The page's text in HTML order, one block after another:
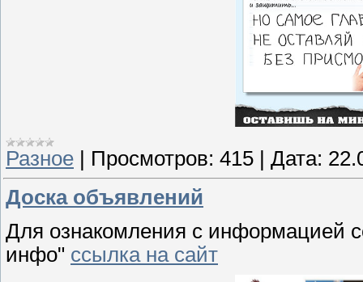
Разное Просмотров: 415 Дата:
Доска объявлений
Для ознакомления с информацией
инфо" ссылка на сайт